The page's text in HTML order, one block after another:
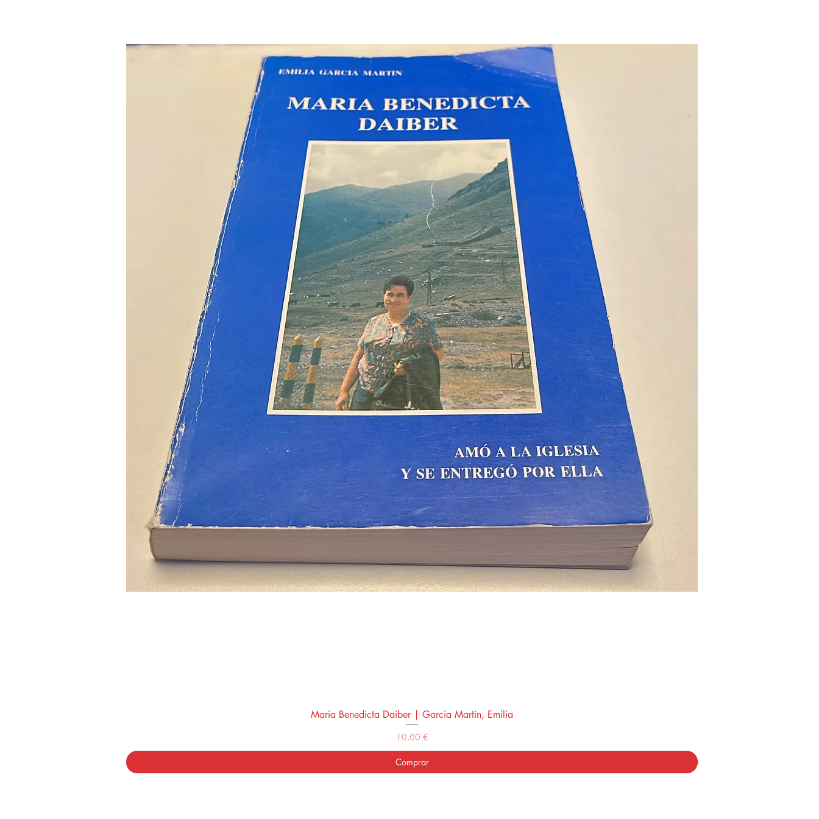
Vista rápida
Maria Benedicta Daiber | Garcia Martin, Emilia
Precio
10,00 €
Comprar